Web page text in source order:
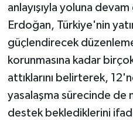
anlayışıyla yoluna
Erdoğan, Türkiye'nin
güçlendirecek
korunmasına kadar
attıklarını belirterek,
yasalaşma sürecinde de
destek beklediklerini